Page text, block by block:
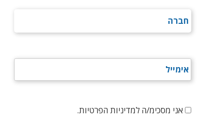
אני מסכימ/ה למדיניות הפרטיות.